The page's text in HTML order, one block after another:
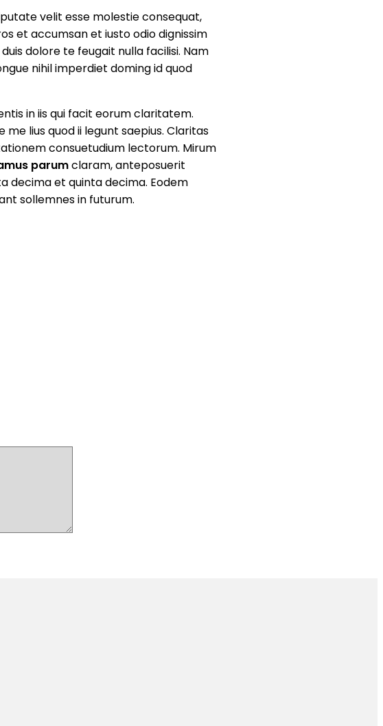
velit esse molestie consequat,
et accumsan et iusto odio dignissim
dolore te feugait nulla facilisi. Nam
nihil imperdiet doming id quod
in iis qui facit eorum claritatem.
lius quod ii legunt saepius. Claritas
consuetudium lectorum. Mirum
parumclaram, anteposuerit
decima et quinta decima. Eodem
sollemnes in futurum.